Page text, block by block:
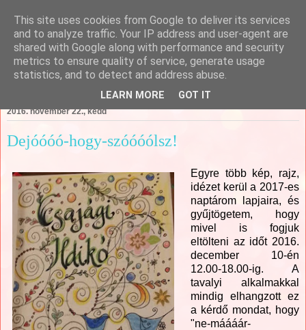
Csajági Ildikó - ÖrömKépek
2016. november 22., kedd
Dejóóóó-hogy-szóóóólsz!
Egyre több kép, rajz,
idézet kerül a 2017-es
naptárom lapjaira, és
gyűjtögetem, hogy
mivel is fogjuk
eltölteni az időt 2016.
december 10-én
12.00-18.00-ig. A
tavalyi alkalmakkal
mindig elhangzott ez
a kérdő mondat, hogy
"ne-máááár-
This site uses cookies from Google to deliver its services
and to analyze traffic. Your IP address and user-agent are
shared with Google along with performance and security
metrics to ensure quality of service, generate usage
statistics, and to detect and address abuse.
LEARN MORE GOT IT